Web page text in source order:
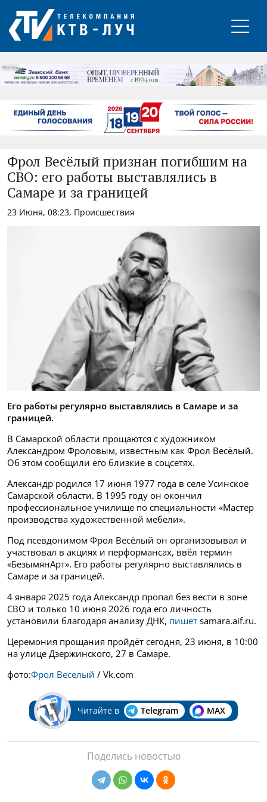
РЕКЛАМА
Фрол Весёлый признан погибшим на
СВО: его работы выставлялись в
Самаре и за границей
23 Июня, 08:23, Происшествия
Его работы регулярно выставлялись в Самаре и за
границей.
В Самарской области прощаются с художником
Александром Фроловым, известным как Фрол Весёлый.
Об этом сообщили его близкие в соцсетях.
Александр родился 17 июня 1977 года в селе Усинское
Самарской области. В 1995 году он окончил
профессиональное училище по специальности «Мастер
производства художественной мебели».
Под псевдонимом Фрол Весёлый он организовывал и
участвовал в акциях и перформансах, ввёл термин
«БезымянАрт». Его работы регулярно выставлялись в
Самаре и за границей.
4 января 2025 года Александр пропал без вести в зоне
СВО и только 10 июня 2026 года его личность
установили благодаря анализу ДНК, пишет samara.aif.ru.
Церемония прощания пройдёт сегодня, 23 июня, в 10:00
на улице Дзержинского, 27 в Самаре.
фото:Фрол Веселый / Vk.com
Читайте в Telegram MAX
Поделись новостью